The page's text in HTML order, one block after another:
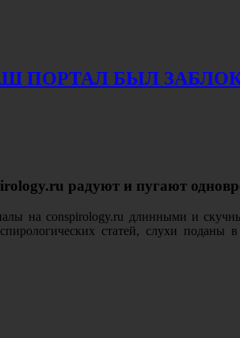
ПОРТАЛ БЫЛ
радуют и пугают
на conspirology.ru длинными и
статей, слухи поданы